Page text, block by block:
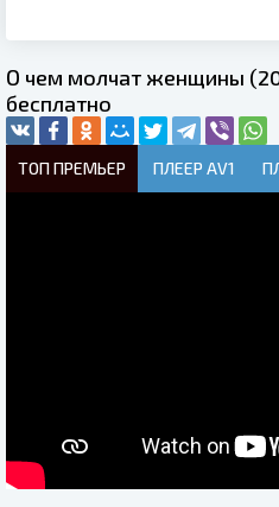
О чем молчат женщины
бесплатно
ТОП ПРЕМЬЕР ПЛЕЕР AV1